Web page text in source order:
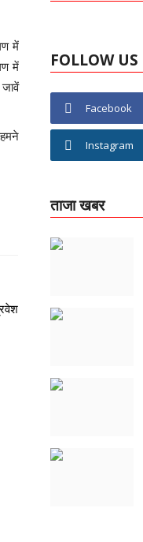
में
में
FOLLOW US
Facebook
Instagram
ताजा खबर